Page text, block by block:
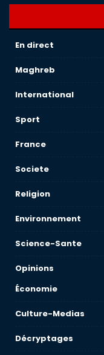
En direct
Maghreb
International
Sport
France
Societe
Religion
Environnement
Science-Sante
Opinions
Économie
Culture-Medias
Décryptages